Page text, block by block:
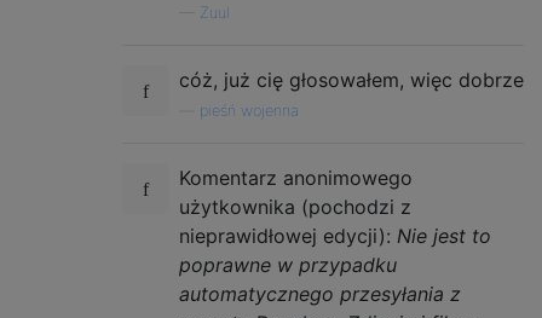
Zuul
cóż, już cię głosowałem, więc dobrze
pieśń wojenna
Komentarz anonimowego
użytkownika (pochodzi z
nieprawidłowej edycji): Nie jest to
poprawne w przypadku
automatycznego przesyłania z